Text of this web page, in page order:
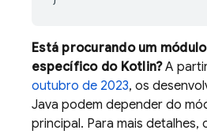
Está procurando um
específico do Kotlin?A
outubro de 2023, os
Java podem depender do
principal. Para mais detalhes,